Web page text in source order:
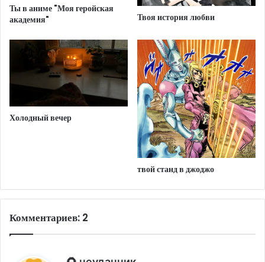
Ты в аниме "Моя геройская
академия"
Твоя история любви
Холодный вечер
твой станд в джоджо
Комментариев: 2